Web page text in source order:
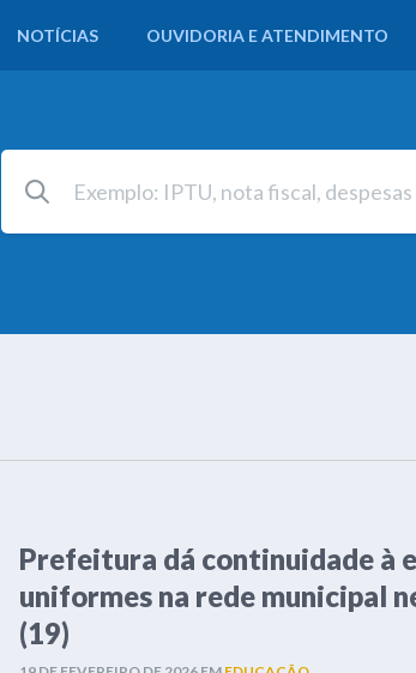
NOTÍCIAS OUVIDORIA E ATENDIMENTO
Prefeitura dá continuidade à
uniformes na rede municipal
(19)